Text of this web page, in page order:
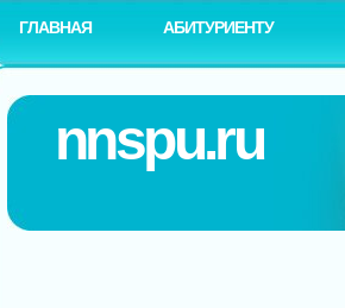
ГЛАВНАЯ АБИТУРИЕНТУ
nnspu.ru